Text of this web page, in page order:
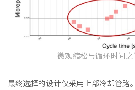
微观缩松与循环时间
最终选择的设计仅采用上部冷却管路